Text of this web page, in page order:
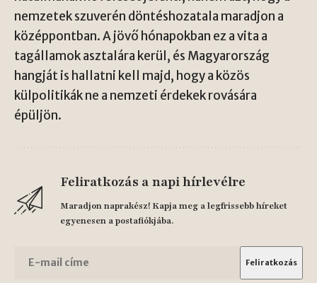
nemzetek szuverén döntéshozatala maradjon a
középpontban. A jövő hónapokban ez a vita a
tagállamok asztalára kerül, és Magyarország
hangját is hallatni kell majd, hogy a közös
külpolitikák ne a nemzeti érdekek rovására
épüljön.
Feliratkozás a napi hírlevélre
Maradjon naprakész! Kapja meg a legfrissebb híreket
egyenesen a postafiókjába.